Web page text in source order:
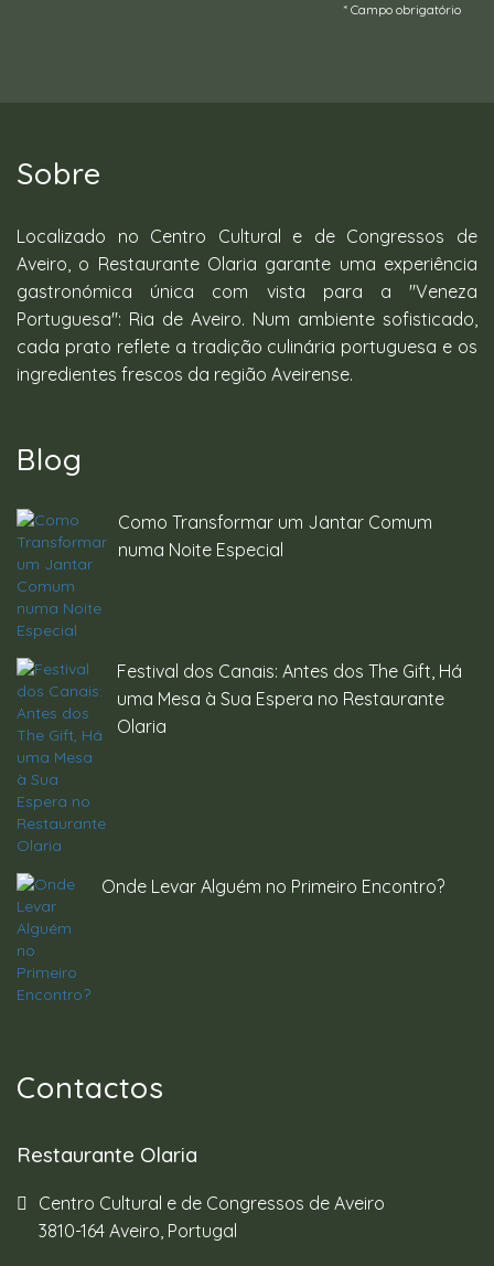
* Campo obrigatório
Sobre
Localizado no Centro Cultural e de Congressos de
Aveiro, o Restaurante Olaria garante uma experiência
gastronómica única com vista para a "Veneza
Portuguesa": Ria de Aveiro. Num ambiente sofisticado,
cada prato reflete a tradição culinária portuguesa e os
ingredientes frescos da região Aveirense.
Blog
Como Transformar um Jantar Comum
numa Noite Especial
Festival dos Canais: Antes dos The Gift, Há
uma Mesa à Sua Espera no Restaurante
Olaria
Onde Levar Alguém no Primeiro Encontro?
Contactos
Restaurante Olaria
Centro Cultural e de Congressos de Aveiro
3810-164 Aveiro, Portugal